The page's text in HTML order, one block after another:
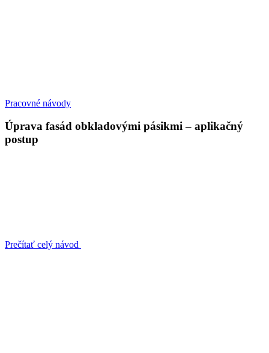
Pracovné návody
Úprava fasád obkladovými pásikmi – aplikačný
postup
Prečítať celý návod